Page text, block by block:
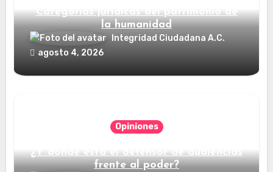
Categorías jurídicas del patrimonio de
la humanidad
Integridad Ciudadana A.C.
agosto 4, 2026
Opiniones
¿Y dónde está el defensor de audiencias
frente al poder?